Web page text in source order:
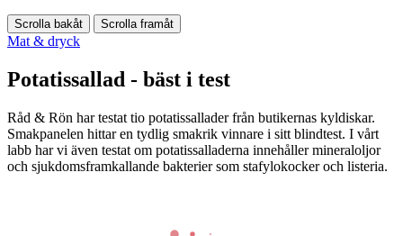
Scrolla bakåt Scrolla framåt
Mat & dryck
Potatissallad - bäst i test
Råd & Rön har testat tio potatissallader från butikernas kyldiskar.
Smakpanelen hittar en tydlig smakrik vinnare i sitt blindtest. I vårt
labb har vi även testat om potatissalladerna innehåller mineraloljor
och sjukdomsframkallande bakterier som stafylokocker och listeria.